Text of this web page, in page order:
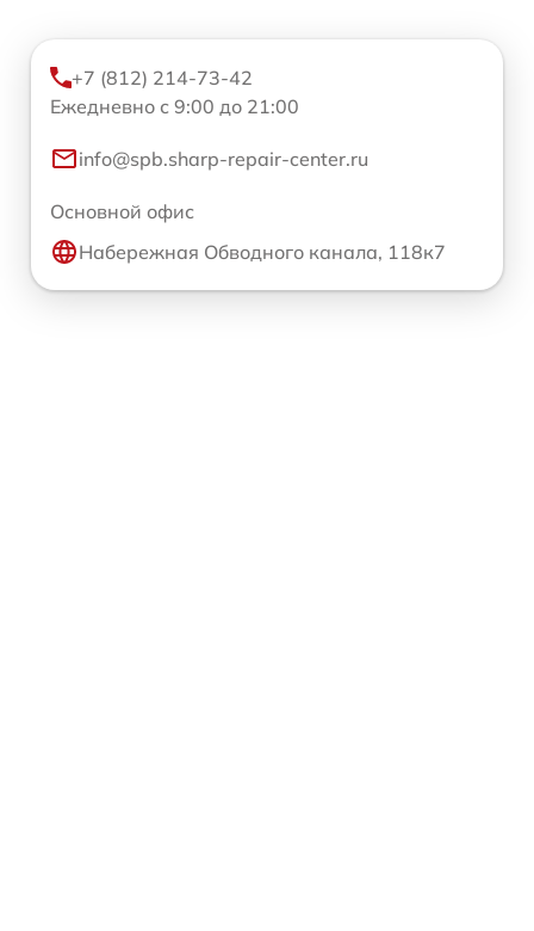
+7 (812) 214-73-42
Ежедневно с 9:00 до 21:00
info@spb.sharp-repair-center.ru
Основной офис
Набережная Обводного канала, 118к7